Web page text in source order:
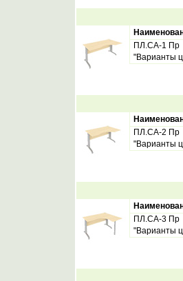
ПЛ.СА-1 Пр
"Варианты
ПЛ.СА-2 Пр
"Варианты
ПЛ.СА-3 Пр
"Варианты